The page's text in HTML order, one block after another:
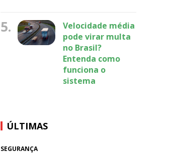
5.
Velocidade média
pode virar multa
no Brasil?
Entenda como
funciona o
sistema
ÚLTIMAS
SEGURANÇA